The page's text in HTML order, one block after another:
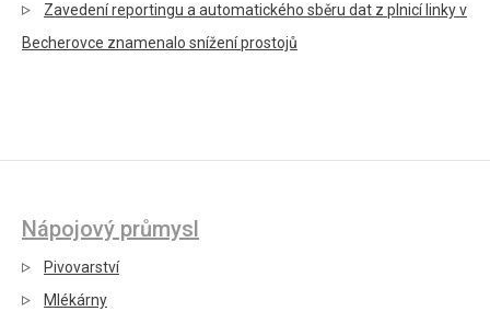
Zavedení reportingu a automatického sběru dat z plnicí linky v
Becherovce znamenalo snížení prostojů
Nápojový průmysl
Pivovarství
Mlékárny